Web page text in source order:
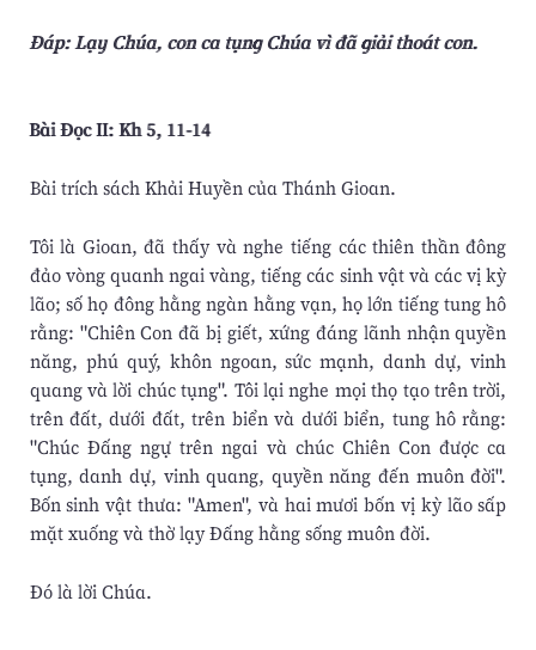
Ðáp: Lạy Chúa, con ca tụng Chúa vì đã giải thoát con.
Bài Ðọc II: Kh 5, 11-14
Bài trích sách Khải Huyền của Thánh Gioan.
Tôi là Gioan, đã thấy và nghe tiếng các thiên thần đông
đảo vòng quanh ngai vàng, tiếng các sinh vật và các vị kỳ
lão; số họ đông hằng ngàn hằng vạn, họ lớn tiếng tung hô
rằng: "Chiên Con đã bị giết, xứng đáng lãnh nhận quyền
năng, phú quý, khôn ngoan, sức mạnh, danh dự, vinh
quang và lời chúc tụng". Tôi lại nghe mọi thọ tạo trên trời,
trên đất, dưới đất, trên biển và dưới biển, tung hô rằng:
"Chúc Ðấng ngự trên ngai và chúc Chiên Con được ca
tụng, danh dự, vinh quang, quyền năng đến muôn đời".
Bốn sinh vật thưa: "Amen", và hai mươi bốn vị kỳ lão sấp
mặt xuống và thờ lạy Ðấng hằng sống muôn đời.
Ðó là lời Chúa.